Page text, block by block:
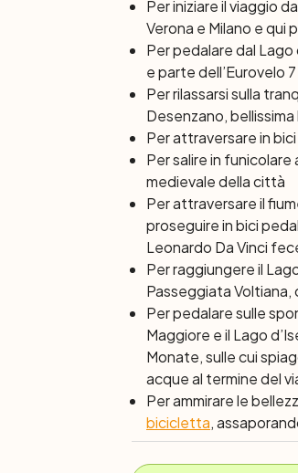
Per iniziare il viaggio
Verona e Milano e qui
Per pedalare dal
e parte dell’Eurovelo 7
Per rilassarsi sulla
Desenzano,
Per attraversare in
Per salire in
medievale della città
Per attraversare il
proseguire in bici
Leonardo Da Vinci
Per raggiungere il
Passeggiata Voltiana,
Per pedalare sulle
Maggiore e il Lago
Monate, sulle cui
acque al termine del
Per ammirare le
bicicletta,